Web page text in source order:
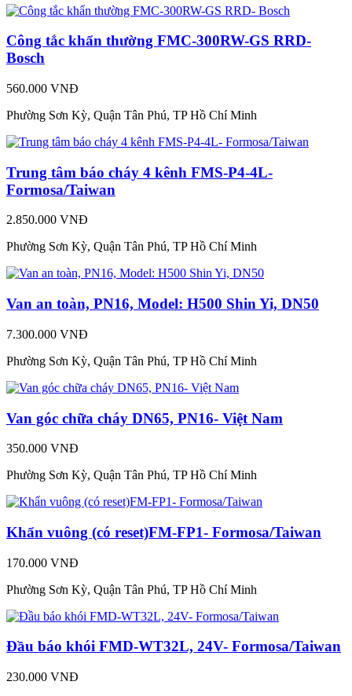
Công tắc khẩn thường FMC-300RW-GS RRD-
Bosch
560.000 VNĐ
Phường Sơn Kỳ, Quận Tân Phú, TP Hồ Chí Minh
Trung tâm báo cháy 4 kênh FMS-P4-4L-
Formosa/Taiwan
2.850.000 VNĐ
Phường Sơn Kỳ, Quận Tân Phú, TP Hồ Chí Minh
Van an toàn, PN16, Model: H500 Shin Yi, DN50
7.300.000 VNĐ
Phường Sơn Kỳ, Quận Tân Phú, TP Hồ Chí Minh
Van góc chữa cháy DN65, PN16- Việt Nam
350.000 VNĐ
Phường Sơn Kỳ, Quận Tân Phú, TP Hồ Chí Minh
Khẩn vuông (có reset)FM-FP1- Formosa/Taiwan
170.000 VNĐ
Phường Sơn Kỳ, Quận Tân Phú, TP Hồ Chí Minh
Đầu báo khói FMD-WT32L, 24V- Formosa/Taiwan
230.000 VNĐ